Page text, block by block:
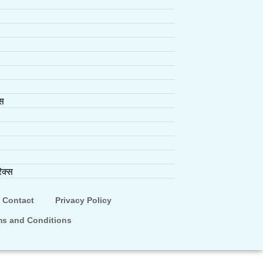
Contact Privacy Policy
and Conditions